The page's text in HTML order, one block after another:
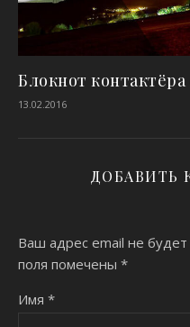
Блокнот
13.02.2016
ДОБАВИТЬ
Ваш адрес email не будет
поля помечены *
Имя *